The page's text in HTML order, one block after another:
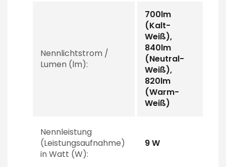
Nennlichtstrom /
Lumen (lm):
700lm
(Kalt-
Weiß),
840lm
(Neutral-
Weiß),
820lm
(Warm-
Weiß)
Nennleistung
(Leistungsaufnahme)
in Watt (W):
9 W